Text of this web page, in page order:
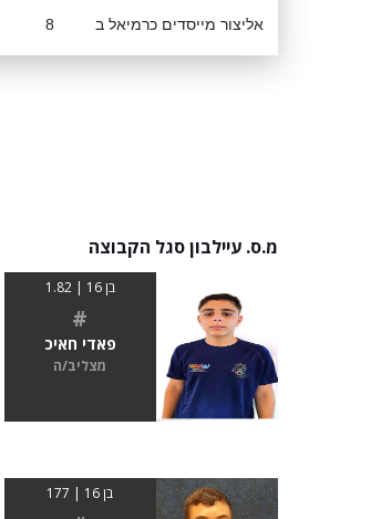
אליצור מייסדים כרמיאל ב 8
מ.ס. עיילבון סגל הקבוצה
בן 16 | 1.82
#
פאדי חאיכ
מצליב/ה
בן 16 | 177